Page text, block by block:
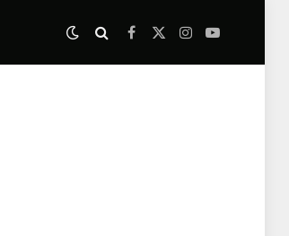
Facebook
X
Instagram
YouTube